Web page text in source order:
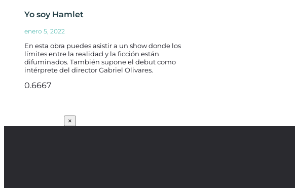
Yo soy Hamlet
enero 5, 2022
En esta obra puedes asistir a un show donde los
límites entre la realidad y la ficción están
difuminados. También supone el debut como
intérprete del director Gabriel Olivares.
×